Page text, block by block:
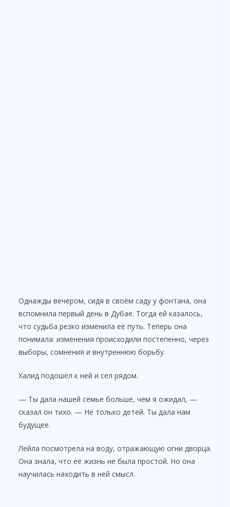
Однажды вечером, сидя в своём саду у фонтана, она
вспомнила первый день в Дубае. Тогда ей казалось,
что судьба резко изменила её путь. Теперь она
понимала: изменения происходили постепенно, через
выборы, сомнения и внутреннюю борьбу.
Халид подошёл к ней и сел рядом.
— Ты дала нашей семье больше, чем я ожидал, —
сказал он тихо. — Не только детей. Ты дала нам
будущее.
Лейла посмотрела на воду, отражающую огни дворца.
Она знала, что её жизнь не была простой. Но она
научилась находить в ней смысл.